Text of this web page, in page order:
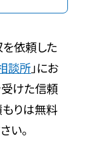
依頼した
談所」にお
けた信頼
りは無料
い。